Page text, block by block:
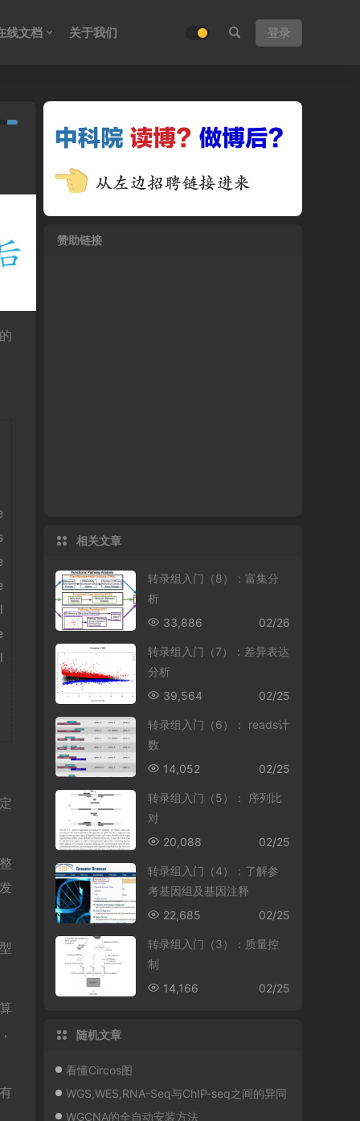
线文档 关于我们 登录
赞助链接
相关文章
转录组入门（8）：富集分
析
02/26
33,886
转录组入门（7）：差异表达
分析
02/25
39,564
转录组入门（6）： reads计
数
02/25
14,052
转录组入门（5）： 序列比
对
02/25
20,088
转录组入门（4）：了解参
考基因组及基因注释
02/25
22,685
转录组入门（3）：质量控
制
02/25
14,166
随机文章
看懂Circos图
WGS,WES,RNA-Seq与ChIP-seq之间的异同
WGCNA的全自动安装方法